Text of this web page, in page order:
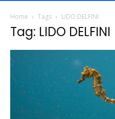
Home Tags LIDO DELFINI
Tag: LIDO DELFINI